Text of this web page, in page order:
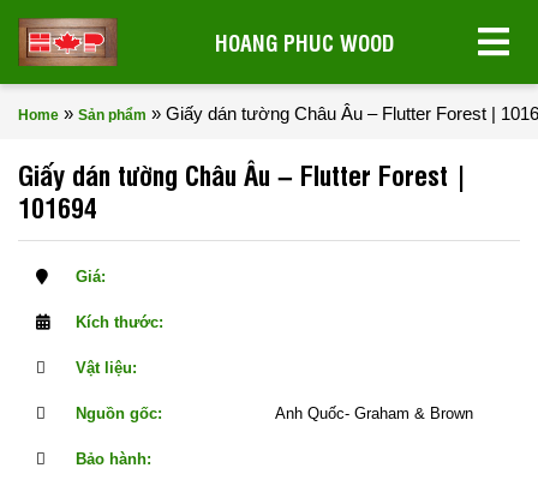
HOANG PHUC WOOD
Home » Sản phẩm » Giấy dán tường Châu Âu – Flutter Forest |
Giấy dán tường Châu Âu – Flutter Forest |
101694
Giá:
Kích thước:
Vật liệu:
Nguồn gốc: Anh Quốc- Graham & Brown
Bảo hành: